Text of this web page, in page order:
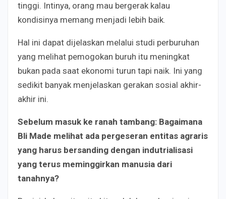
tinggi. Intinya, orang mau bergerak kalau
kondisinya memang menjadi lebih baik.
Hal ini dapat dijelaskan melalui studi perburuhan
yang melihat pemogokan buruh itu meningkat
bukan pada saat ekonomi turun tapi naik. Ini yang
sedikit banyak menjelaskan gerakan sosial akhir-
akhir ini.
Sebelum masuk ke ranah tambang: Bagaimana
Bli Made melihat ada pergeseran entitas agraris
yang harus bersanding dengan indutrialisasi
yang terus meminggirkan manusia dari
tanahnya?